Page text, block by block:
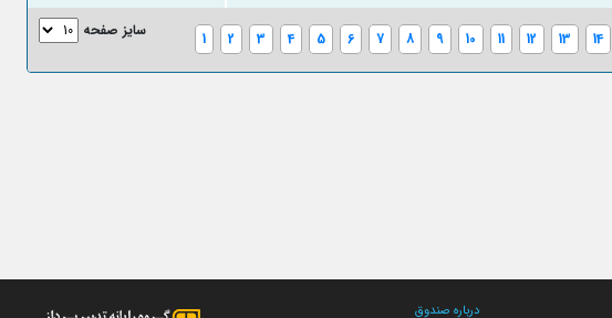
1 2 3 4 5 6 7 8 9 10 11 12 13 14 سایز صفحه
درباره صندوق